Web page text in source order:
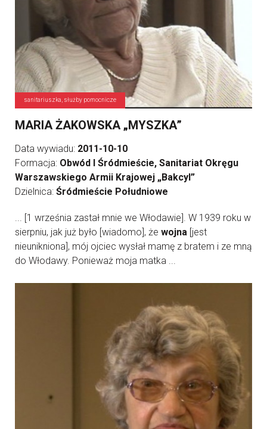
sanitariuszka, służby pomocnicze
MARIA ŻAKOWSKA „MYSZKA”
Data wywiadu: 2011-10-10
Formacja: Obwód I Śródmieście, Sanitariat Okręgu
Warszawskiego Armii Krajowej „Bakcyl”
Dzielnica: Śródmieście Południowe
... [1 września zastał mnie we Włodawie]. W 1939 roku w
sierpniu, jak już było [wiadomo], że wojna [jest
nieunikniona], mój ojciec wysłał mamę z bratem i ze mną
do Włodawy. Ponieważ moja matka ...